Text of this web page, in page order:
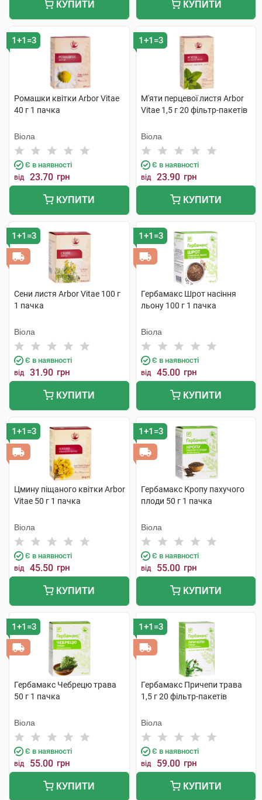
КУПИТИ КУПИТИ
1+1=3
Ромашки квітки Arbor Vitae
40 г 1 пачка
Віола
Є в наявності
від 23.70 грн
КУПИТИ
1+1=3
М'яти перцевої листя Arbor
Vitae 1,5 г 20 фільтр-пакетів
Віола
Є в наявності
від 23.90 грн
КУПИТИ
1+1=3
Сени листя Arbor Vitae 100 г
1 пачка
Віола
Є в наявності
від 31.90 грн
КУПИТИ
1+1=3
Гербамакс Шрот насіння
льону 100 г 1 пачка
Віола
Є в наявності
від 45.00 грн
КУПИТИ
1+1=3
Цмину піщаного квітки Arbor
Vitae 50 г 1 пачка
Віола
Є в наявності
від 45.50 грн
КУПИТИ
1+1=3
Гербамакс Кропу пахучого
плоди 50 г 1 пачка
Віола
Є в наявності
від 55.00 грн
КУПИТИ
1+1=3
Гербамакс Чебрецю трава
50 г 1 пачка
Віола
Є в наявності
від 55.00 грн
КУПИТИ
1+1=3
Гербамакс Причепи трава
1,5 г 20 фільтр-пакетів
Віола
Є в наявності
від 59.00 грн
КУПИТИ